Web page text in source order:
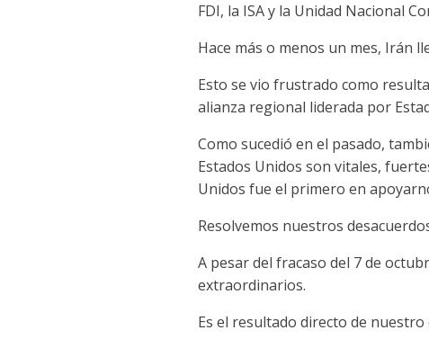
FDI, la ISA y la Unidad Nacional
Hace más o menos un mes, Irán
Esto se vio frustrado como
alianza regional liderada por
Como sucedió en el pasado,
Estados Unidos son vitales,
Unidos fue el primero en
Resolvemos nuestros
A pesar del fracaso del 7 de
extraordinarios.
Es el resultado directo de